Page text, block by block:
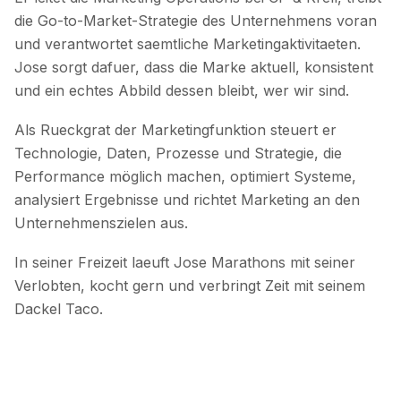
die Go-to-Market-Strategie des Unternehmens voran
und verantwortet saemtliche Marketingaktivitaeten.
Jose sorgt dafuer, dass die Marke aktuell, konsistent
und ein echtes Abbild dessen bleibt, wer wir sind.
Als Rueckgrat der Marketingfunktion steuert er
Technologie, Daten, Prozesse und Strategie, die
Performance möglich machen, optimiert Systeme,
analysiert Ergebnisse und richtet Marketing an den
Unternehmenszielen aus.
In seiner Freizeit laeuft Jose Marathons mit seiner
Verlobten, kocht gern und verbringt Zeit mit seinem
Dackel Taco.